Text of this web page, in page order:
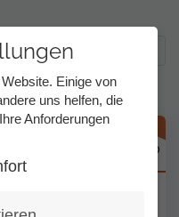
Einige von
uns helfen, die
Anforderungen